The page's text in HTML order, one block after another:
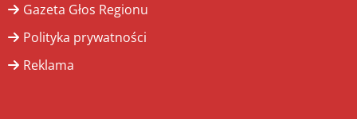
Gazeta Głos Regionu
Polityka prywatności
Reklama